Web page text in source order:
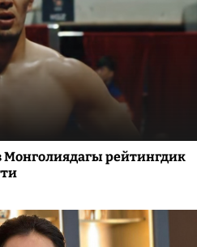
рейтингдик